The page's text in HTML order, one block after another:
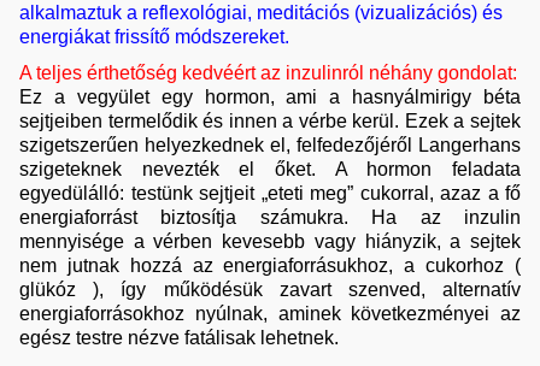
alkalmaztuk a reflexológiai, meditációs (vizualizációs) és
energiákat frissítő módszereket.
A teljes érthetőség kedvéért az inzulinról néhány gondolat:
Ez a vegyület egy hormon, ami a hasnyálmirigy béta
sejtjeiben termelődik és innen a vérbe kerül. Ezek a sejtek
szigetszerűen helyezkednek el, felfedezőjéről Langerhans
szigeteknek nevezték el őket. A hormon feladata
egyedülálló: testünk sejtjeit „eteti meg” cukorral, azaz a fő
energiaforrást biztosítja számukra. Ha az inzulin
mennyisége a vérben kevesebb vagy hiányzik, a sejtek
nem jutnak hozzá az energiaforrásukhoz, a cukorhoz (
glükóz ), így működésük zavart szenved, alternatív
energiaforrásokhoz nyúlnak, aminek következményei az
egész testre nézve fatálisak lehetnek.